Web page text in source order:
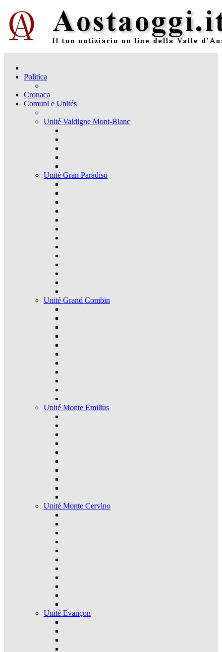
Politica
Cronaca
Comuni e Unités
Unité Valdigne Mont-Blanc
Unité Gran Paradiso
Unité Grand Combin
Unité Monte Emilius
Unité Monte Cervino
Unité Evançon